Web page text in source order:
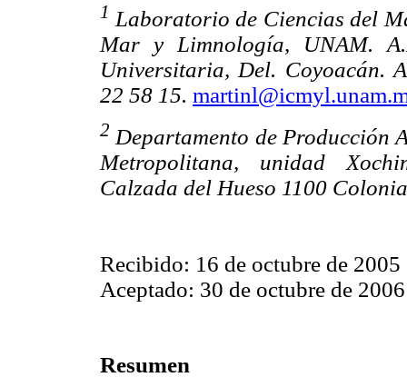
1 Laboratorio de Ciencias del
Mar y Limnología, UNAM.
Universitaria, Del. Coyoacán.
22 58 15.
2 Departamento de Producción
Metropolitana, unidad
Calzada del Hueso 1100
Recibido: 16 de octubre de 2005
Aceptado: 30 de octubre de 2006
Resumen